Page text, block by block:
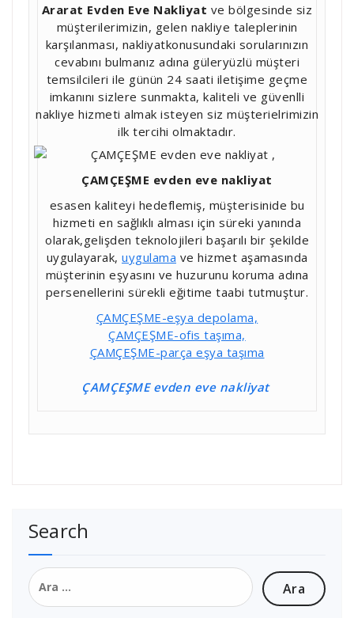
Ararat Evden Eve Nakliyat ve bölgesinde siz
müşterilerimizin, gelen nakliye taleplerinin
karşılanması, nakliyatkonusundaki sorularınızın
cevabını bulmanız adına güleryüzlü müşteri
temsilcileri ile günün 24 saati iletişime geçme
imkanını sizlere sunmakta, kaliteli ve güvenlli
nakliye hizmeti almak isteyen siz müşterielrimizin
ilk tercihi olmaktadır.
ÇAMÇEŞME evden eve nakliyat
esasen kaliteyi hedeflemiş, müşterisinide bu
hizmeti en sağlıklı alması için süreki yanında
olarak,gelişden teknolojileri başarılı bir şekilde
uygulayarak, uygulama ve hizmet aşamasında
müşterinin eşyasını ve huzurunu koruma adına
persenellerini sürekli eğitime taabi tutmuştur.
ÇAMÇEŞME-eşya depolama,
ÇAMÇEŞME-ofis taşıma,
ÇAMÇEŞME-parça eşya taşıma
ÇAMÇEŞME evden eve nakliyat
Search
Arama: